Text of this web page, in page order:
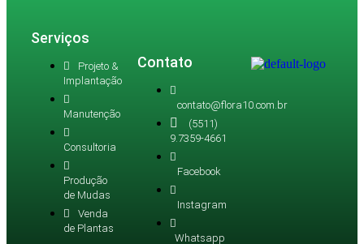
Serviços
Projeto &
Implantação
Manutenção
Consultoria
Produção
de Mudas
Venda
de Plantas
Contato
contato@flora10.com.br
(5511)
9.7359-4661
Facebook
Instagram
Whatsapp